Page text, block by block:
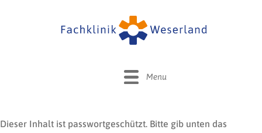
Fallbeispiele aus der Praxis
Dieser Inhalt ist passwortgeschützt. Bitte gib unten das